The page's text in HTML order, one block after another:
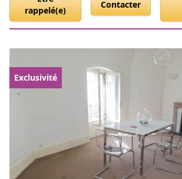
rappelé(e)
Contacter
Exclusivité